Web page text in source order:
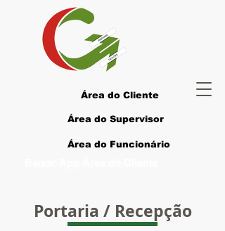
Área do Cliente
Área do Supervisor
Área do Funcionário
Portaria / Recepção